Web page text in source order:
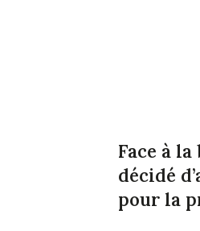
Face à
décidé
pour la